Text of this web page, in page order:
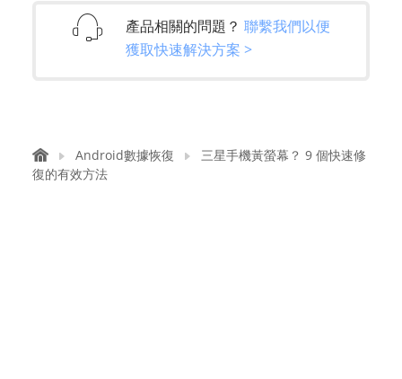
產品相關的問題？ 聯繫我們以便
獲取快速解決方案 >
Android數據恢復
三星手機黃螢幕？ 9 個快速修
復的有效方法